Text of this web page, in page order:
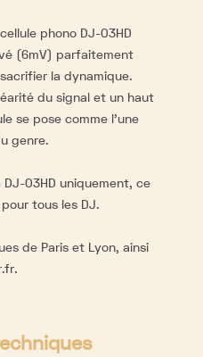
phono DJ-03HD
(6mV) parfaitement
la dynamique.
du signal et un haut
se pose comme l’une
genre.
03HD uniquement, ce
tous les DJ.
de Paris et Lyon, ainsi
.